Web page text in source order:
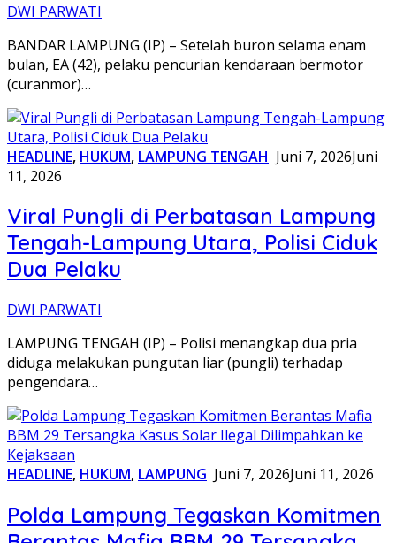
DWI PARWATI
BANDAR LAMPUNG (IP) – Setelah buron selama enam
bulan, EA (42), pelaku pencurian kendaraan bermotor
(curanmor)…
HEADLINE, HUKUM, LAMPUNG TENGAH Juni 7, 2026Juni
11, 2026
Viral Pungli di Perbatasan Lampung
Tengah-Lampung Utara, Polisi Ciduk
Dua Pelaku
DWI PARWATI
LAMPUNG TENGAH (IP) – Polisi menangkap dua pria
diduga melakukan pungutan liar (pungli) terhadap
pengendara…
HEADLINE, HUKUM, LAMPUNG Juni 7, 2026Juni 11, 2026
Polda Lampung Tegaskan Komitmen